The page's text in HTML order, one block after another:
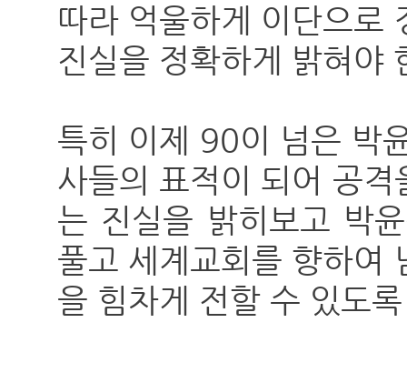
따라 억울하게 이단으로
진실을 정확하게 밝혀야
특히 이제 90이 넘은 박
사들의 표적이 되어 공
는 진실을 밝히보고 박
풀고 세계교회를 향하여
을 힘차게 전할 수 있도